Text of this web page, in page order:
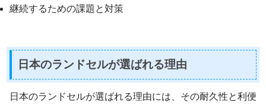
継続するための課題と対策
日本のランドセルが選ばれる理由
日本のランドセルが選ばれる理由には、その耐久性と利便